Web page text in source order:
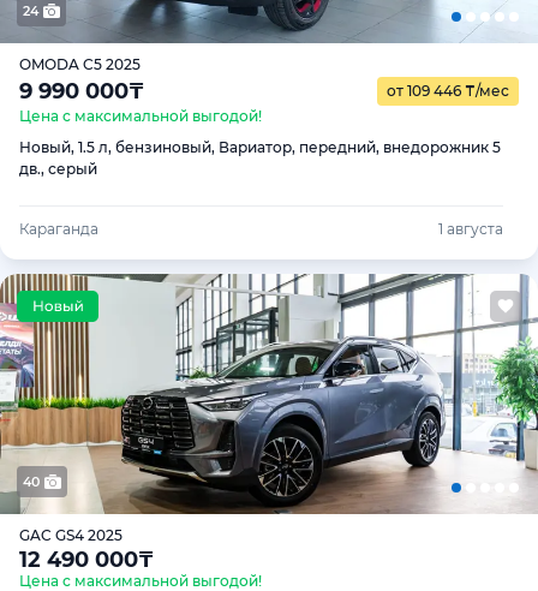
24
OMODA C5 2025
9 990 000₸ от 109 446 ₸/мес
Цена с максимальной выгодой!
Новый, 1.5 л, бензиновый, Вариатор, передний, внедорожник 5
дв., серый
Караганда 1 августа
40
GAC GS4 2025
12 490 000₸
Цена с максимальной выгодой!